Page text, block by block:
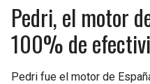
Pedri, el motor
100% de
Pedri fue el motor de